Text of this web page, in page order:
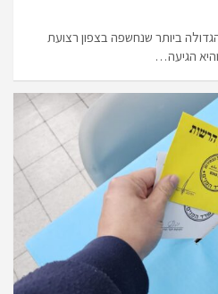
ביותר שנחשפה בצפון רצועת
הגיעה…